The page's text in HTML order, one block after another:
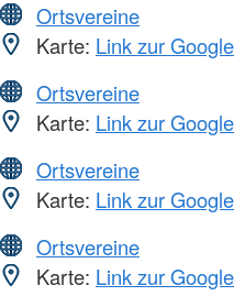
Ortsvereine
Karte: Link zur
Ortsvereine
Karte: Link zur
Ortsvereine
Karte: Link zur
Ortsvereine
Karte: Link zur